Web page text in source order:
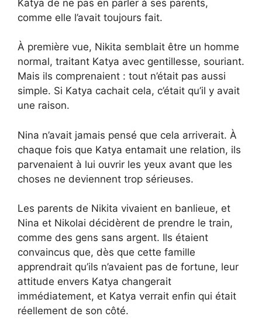
Katya de ne pas en parler à ses parents,
comme elle l’avait toujours fait.
À première vue, Nikita semblait être un homme
normal, traitant Katya avec gentillesse, souriant.
Mais ils comprenaient : tout n’était pas aussi
simple. Si Katya cachait cela, c’était qu’il y avait
une raison.
Nina n’avait jamais pensé que cela arriverait. À
chaque fois que Katya entamait une relation, ils
parvenaient à lui ouvrir les yeux avant que les
choses ne deviennent trop sérieuses.
Les parents de Nikita vivaient en banlieue, et
Nina et Nikolai décidèrent de prendre le train,
comme des gens sans argent. Ils étaient
convaincus que, dès que cette famille
apprendrait qu’ils n’avaient pas de fortune, leur
attitude envers Katya changerait
immédiatement, et Katya verrait enfin qui était
réellement de son côté.